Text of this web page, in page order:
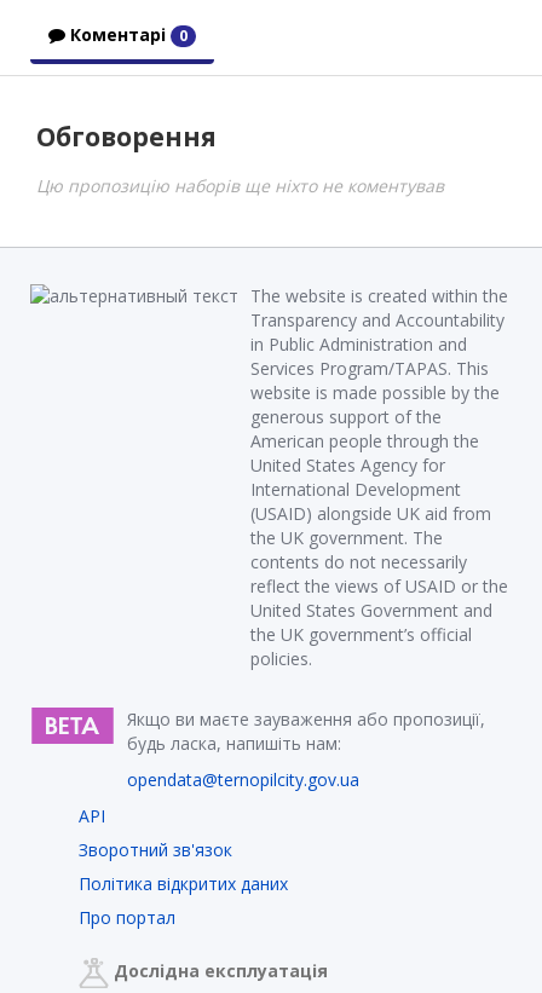
Коментарі 0
Обговорення
Цю пропозицію наборів ще ніхто не коментував
The website is created within the
Transparency and Accountability
in Public Administration and
Services Program/TAPAS. This
website is made possible by the
generous support of the
American people through the
United States Agency for
International Development
(USAID) alongside UK aid from
the UK government. The
contents do not necessarily
reflect the views of USAID or the
United States Government and
the UK government’s official
policies.
Якщо ви маєте зауваження або пропозиції,
будь ласка, напишіть нам:
opendata@ternopilcity.gov.ua
API
Зворотний зв'язок
Політика відкритих даних
Про портал
Дослідна експлуатація